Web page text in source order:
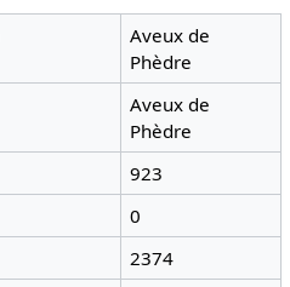
Aveux de
Phèdre
Aveux de
Phèdre
923
0
2374